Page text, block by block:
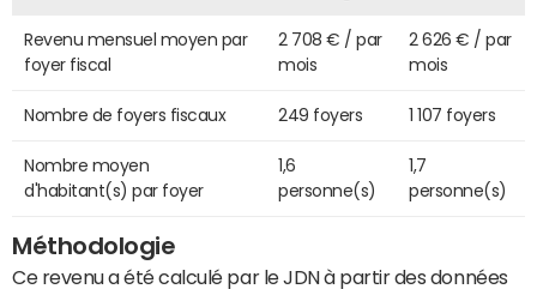
Revenu mensuel moyen par
foyer fiscal
2 708 € / par
mois
2 626 € / par
mois
Nombre de foyers fiscaux 249 foyers 1 107 foyers
Nombre moyen
d'habitant(s) par foyer
1,6
personne(s)
1,7
personne(s)
Méthodologie
Ce revenu a été calculé par le JDN à partir des données